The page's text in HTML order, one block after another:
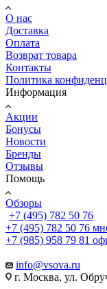
О нас
Доставка
Оплата
Возврат товара
Контакты
Политика
Информация
Акции
Бонусы
Новости
Бренды
Отзывы
Помощь
Обзоры
+7 (495) 782 50 76
+7 (495) 782 50 76
+7 (985) 958 79 81
info@vsova.ru
г. Москва, ул.